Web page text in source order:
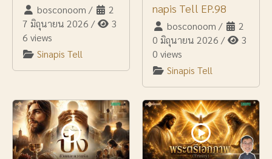
bosconoom /
2
7 มิถุนายน 2026 /
3
6 views
Sinapis Tell
napis Tell EP.98
bosconoom /
2
0 มิถุนายน 2026 /
3
0 views
Sinapis Tell